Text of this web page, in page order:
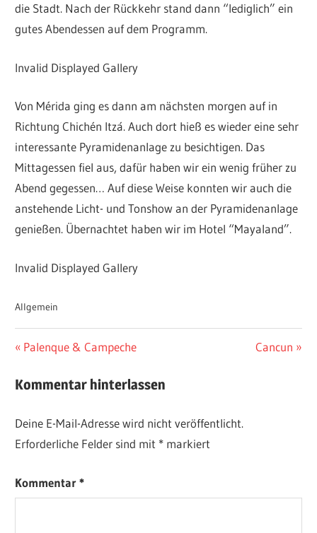
die Stadt. Nach der Rückkehr stand dann “lediglich” ein
gutes Abendessen auf dem Programm.
Invalid Displayed Gallery
Von Mérida ging es dann am nächsten morgen auf in
Richtung Chichén Itzá. Auch dort hieß es wieder eine sehr
interessante Pyramidenanlage zu besichtigen. Das
Mittagessen fiel aus, dafür haben wir ein wenig früher zu
Abend gegessen… Auf diese Weise konnten wir auch die
anstehende Licht- und Tonshow an der Pyramidenanlage
genießen. Übernachtet haben wir im Hotel “Mayaland”.
Invalid Displayed Gallery
Allgemein
Beitragsnavigation
Vorheriger
Palenque & Campeche
Nächster
Cancun
Kommentar hinterlassen
Deine E-Mail-Adresse wird nicht veröffentlicht.
Erforderliche Felder sind mit * markiert
Kommentar*